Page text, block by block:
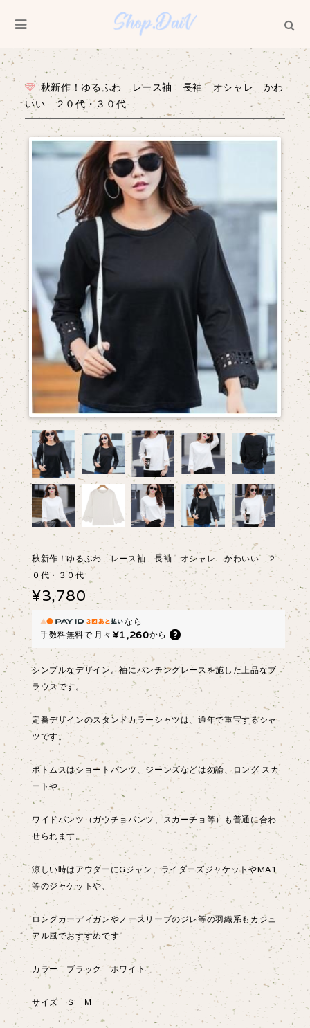
秋新作！ゆるふわ レース袖 長袖 オシャレ かわ
いい ２０代・３０代
秋新作！ゆるふわ レース袖 長袖 オシャレ かわいい ２
０代・３０代
¥3,780
なら
手数料無料で 月々 ¥1,260から
シンプルなデザイン。袖にパンチングレースを施した上品なブ
ラウスです。
定番デザインのスタンドカラーシャツは、通年で重宝するシャ
ツです。
ボトムスはショートパンツ、ジーンズなどは勿論、ロング スカ
ートや
ワイドパンツ（ガウチョパンツ、スカーチョ等）も普通に合わ
せられます。
涼しい時はアウターにGジャン、ライダーズジャケットやMA1
等のジャケットや、
ロングカーディガンやノースリーブのジレ等の羽織系もカジュ
アル風でおすすめです
カラー ブラック ホワイト
サイズ Ｓ М